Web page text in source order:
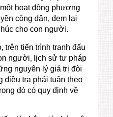
hoạt động phương
công dân, đem lại
cho con người.
trên tiến trình tranh đấu
người, lịch sử tư pháp
nguyên lý giá trị đòi
điều tra phải tuân theo
đó có quy định về